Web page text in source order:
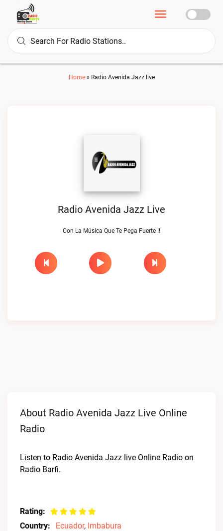
Home» Radio Avenida Jazz live
Radio Avenida Jazz Live
Con La Música Que Te Pega Fuerte !!
About Radio Avenida Jazz Live Online
Radio
Listen to Radio Avenida Jazz live Online Radio on
Radio Barfi.
Rating:
Country:
Ecuador, Imbabura